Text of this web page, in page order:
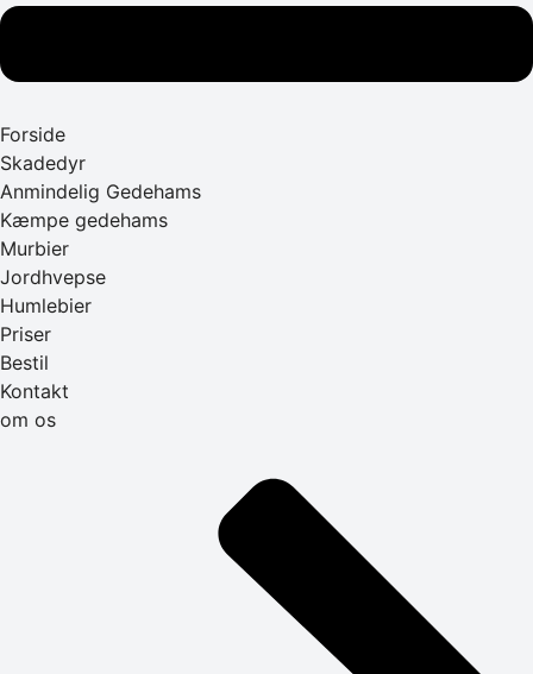
Forside
Skadedyr
Anmindelig Gedehams
Kæmpe gedehams
Murbier
Jordhvepse
Humlebier
Priser
Bestil
Kontakt
om os